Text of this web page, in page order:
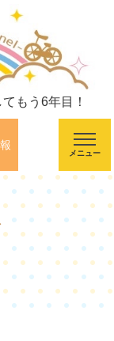
もう6年目！
メニュー